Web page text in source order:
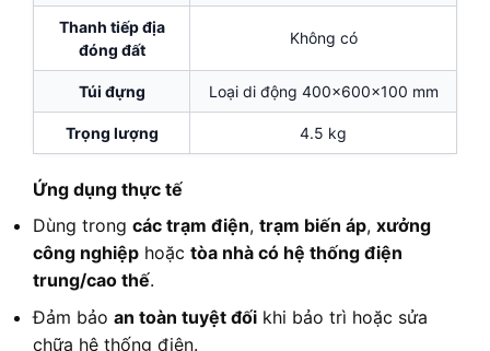
Thanh tiếp địa
đóng đất
Không có
Túi đựng Loại di động 400x600x100 mm
Trọng lượng 4.5 kg
Ứng dụng thực tế
Dùng trong các trạm điện, trạm biến áp, xưởng
công nghiệp hoặc tòa nhà có hệ thống điện
trung/cao thế.
Đảm bảo an toàn tuyệt đối khi bảo trì hoặc sửa
chữa hệ thống điện.